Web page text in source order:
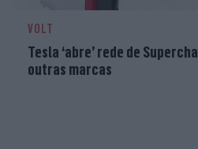
VOLT
Tesla ‘abre’ rede de
outras marcas